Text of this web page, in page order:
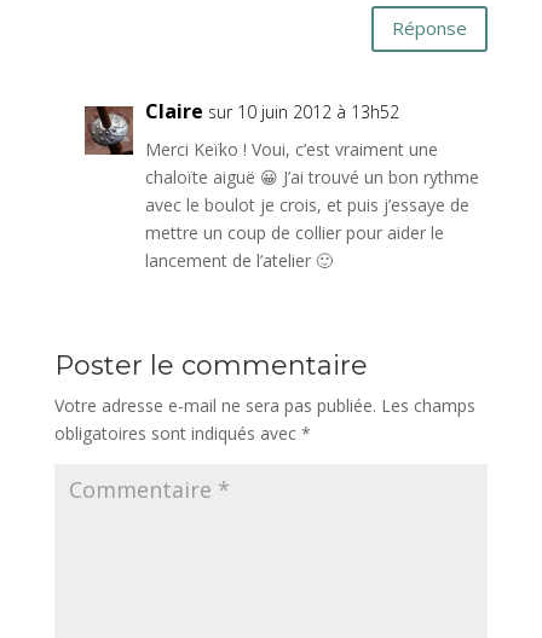
Réponse
Claire sur 10 juin 2012 à 13h52
Merci Keïko ! Voui, c’est vraiment une
chaloïte aiguë 😀 J’ai trouvé un bon rythme
avec le boulot je crois, et puis j’essaye de
mettre un coup de collier pour aider le
lancement de l’atelier 🙂
Poster le commentaire
Votre adresse e-mail ne sera pas publiée. Les champs
obligatoires sont indiqués avec *